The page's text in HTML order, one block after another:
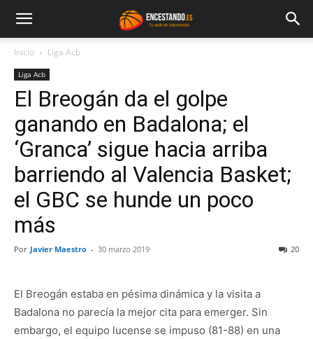
Inicio Liga Acb
Liga Acb
El Breogán da el golpe
ganando en Badalona; el
‘Granca’ sigue hacia arriba
barriendo al Valencia Basket;
el GBC se hunde un poco
más
Por Javier Maestro - 30 marzo 2019 20
El Breogán estaba en pésima dinámica y la visita a
Badalona no parecía la mejor cita para emerger. Sin
embargo, el equipo lucense se impuso (81-88) en una